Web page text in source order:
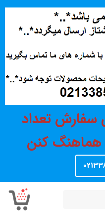
سفارش تعداد
هماهنگ کنن